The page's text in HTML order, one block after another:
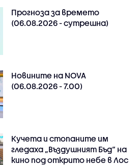
Прогноза за времето
(06.08.2026 - сутрешна)
Новините на NOVA
(06.08.2026 - 7.00)
Кучета и стопаните им
гледаха „Въздушният Бъд“ на
кино под открито небе в Лос